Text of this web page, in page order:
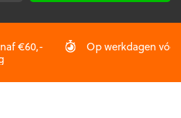
€60,-
Op werkdagen